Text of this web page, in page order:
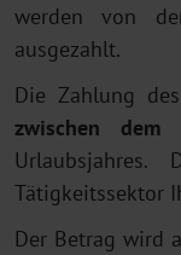
werden von
ausgezahlt.
Die Zahlung
zwischen
Tätigkeitssektor
Der Betrag wird